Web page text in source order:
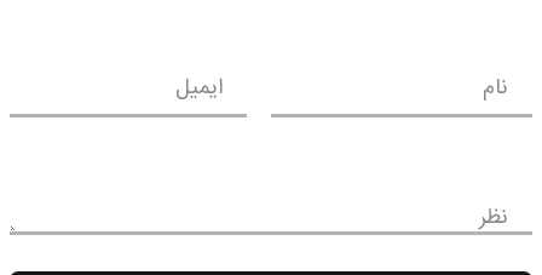
نام ایمیل
نظر